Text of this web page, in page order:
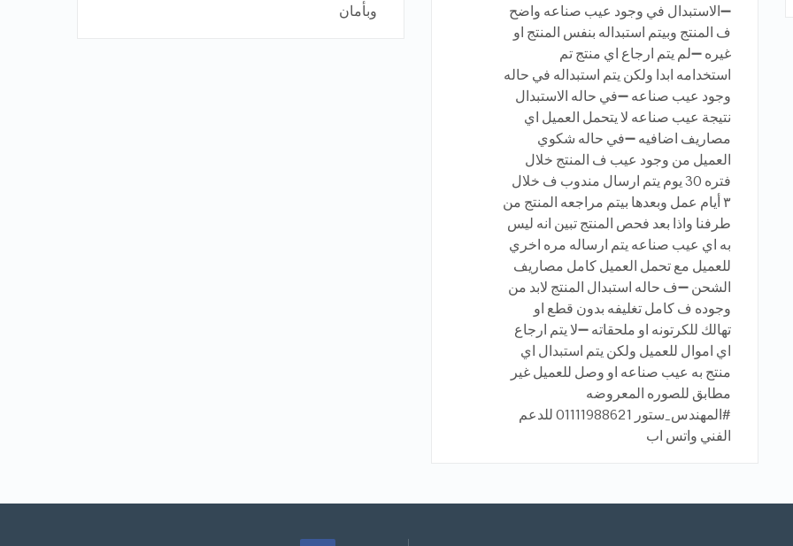
➖الاستبدال في وجود عيب صناعه واضح
ف المنتج وبيتم استبداله بنفس المنتج او
غيره ➖لم يتم ارجاع اي منتج تم
استخدامه ابدا ولكن يتم استبداله في حاله
وجود عيب صناعه ➖في حاله الاستبدال
نتيجة عيب صناعه لا يتحمل العميل اي
مصاريف اضافيه ➖في حاله شكوي
العميل من وجود عيب ف المنتج خلال
فتره 30 يوم يتم ارسال مندوب ف خلال
٣ أيام عمل وبعدها بيتم مراجعه المنتج من
طرفنا واذا بعد فحص المنتج تبين انه ليس
به اي عيب صناعه يتم ارساله مره اخري
للعميل مع تحمل العميل كامل مصاريف
الشحن ➖ف حاله استبدال المنتج لابد من
وجوده ف كامل تغليفه بدون قطع او
تهالك للكرتونه او ملحقاته ➖لا يتم ارجاع
اي اموال للعميل ولكن يتم استبدال اي
منتج به عيب صناعه او وصل للعميل غير
مطابق للصوره المعروضه
#المهندس_ستور 01111988621 للدعم
الفني واتس اب
وبأمان